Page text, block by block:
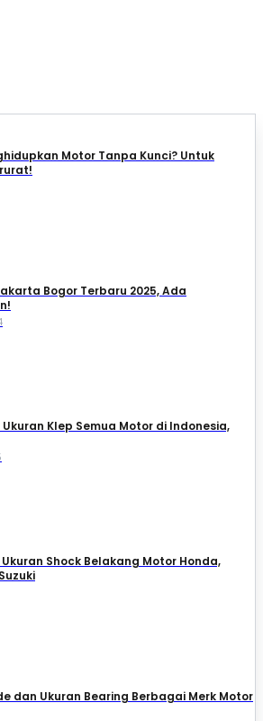
Motor Tanpa Kunci? Untuk
Bogor Terbaru 2025, Ada
Klep Semua Motor di Indonesia,
Shock Belakang Motor Honda,
dan Ukuran Bearing Berbagai Merk Motor